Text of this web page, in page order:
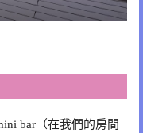
bar（在我們的房間